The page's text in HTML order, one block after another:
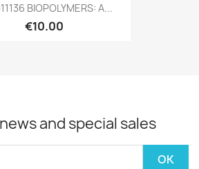
BIOPOLYMERS: A...
€10.00
and special sales